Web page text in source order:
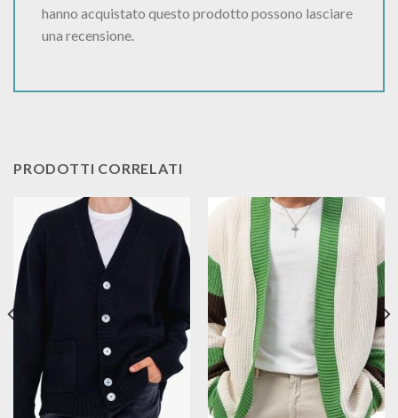
hanno acquistato questo prodotto possono lasciare
una recensione.
PRODOTTI CORRELATI